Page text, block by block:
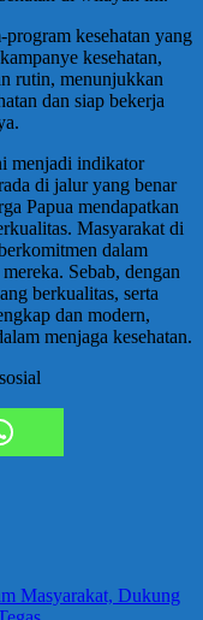
kesehatan yang
kesehatan,
rutin, menunjukkan
dan siap bekerja
menjadi indikator
di jalur yang benar
Papua mendapatkan
Masyarakat di
dalam
Sebab, dengan
berkualitas, serta
dan modern,
menjaga kesehatan.
Masyarakat, Dukung